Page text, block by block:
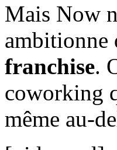
Mais Now
ambitionne
franchise.
coworking
même au-